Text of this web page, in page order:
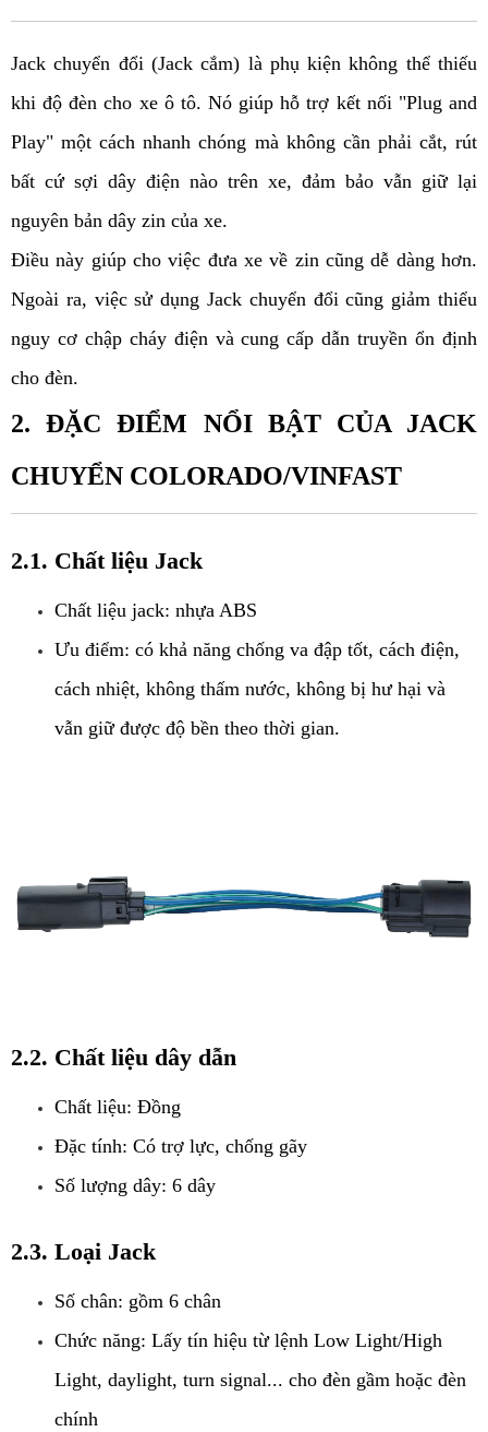
Jack chuyển đổi (Jack cắm) là phụ kiện không thể thiếu
khi độ đèn cho xe ô tô. Nó giúp hỗ trợ kết nối "Plug and
Play" một cách nhanh chóng mà không cần phải cắt, rút
bất cứ sợi dây điện nào trên xe, đảm bảo vẫn giữ lại
nguyên bản dây zin của xe.
Điều này giúp cho việc đưa xe về zin cũng dễ dàng hơn.
Ngoài ra, việc sử dụng Jack chuyển đổi cũng giảm thiểu
nguy cơ chập cháy điện và cung cấp dẫn truyền ổn định
cho đèn.
2. ĐẶC ĐIỂM NỔI BẬT CỦA JACK
CHUYỂN COLORADO/VINFAST
2.1. Chất liệu Jack
Chất liệu jack: nhựa ABS
Ưu điểm: có khả năng chống va đập tốt, cách điện,
cách nhiệt, không thấm nước, không bị hư hại và
vẫn giữ được độ bền theo thời gian.
2.2. Chất liệu dây dẫn
Chất liệu: Đồng
Đặc tính: Có trợ lực, chống gãy
Số lượng dây: 6 dây
2.3. Loại Jack
Số chân: gồm 6 chân
Chức năng: Lấy tín hiệu từ lệnh Low Light/High
Light, daylight, turn signal... cho đèn gầm hoặc đèn
chính